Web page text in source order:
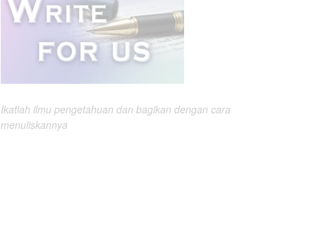
Ikatlah ilmu pengetahuan dan bagikan dengan cara
menuliskannya